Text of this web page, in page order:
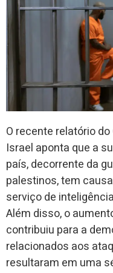
O recente relatório
Israel aponta que a
país, decorrente da
palestinos, tem
serviço de
Além disso, o
contribuiu para a
relacionados aos
resultaram em uma